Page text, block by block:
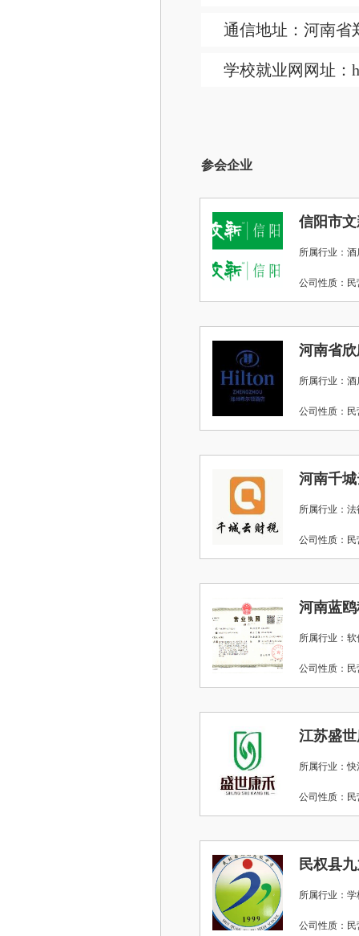
通信地址：河南省
学校就业网网址：
参会企业
所属行业：酒
公司性质
所属行业：酒
公司性质
河南千
所属行业：
公司性质
河南蓝
所属行业：
公司性质
江苏盛
所属行业：
公司性质
民权县
所属行业：
公司性质